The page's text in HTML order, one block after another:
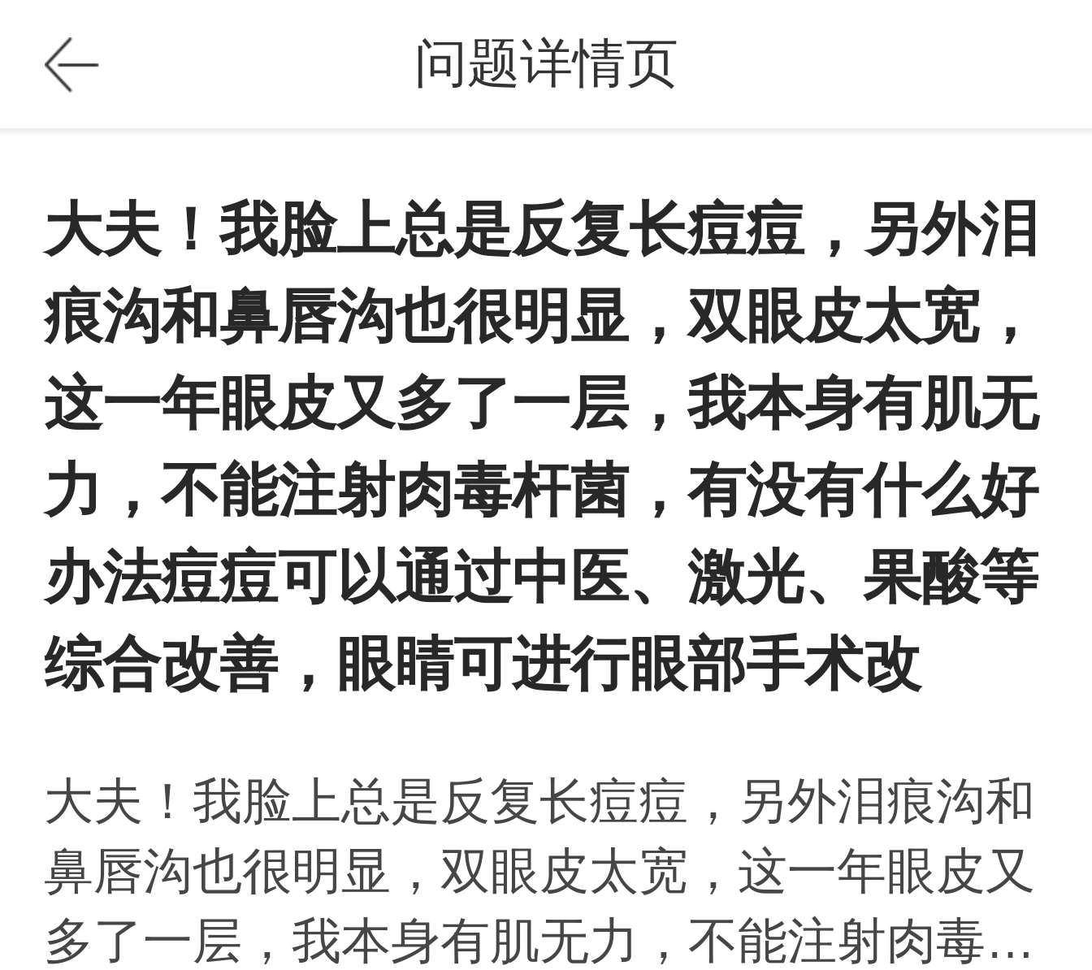
问题详情页
大夫！我脸上总是反复长痘痘，另外泪
痕沟和鼻唇沟也很明显，双眼皮太宽，
这一年眼皮又多了一层，我本身有肌无
力，不能注射肉毒杆菌，有没有什么好
办法痘痘可以通过中医、激光、果酸等
综合改善，眼睛可进行眼部手术改
大夫！我脸上总是反复长痘痘，另外泪痕沟和
鼻唇沟也很明显，双眼皮太宽，这一年眼皮又
多了一层，我本身有肌无力，不能注射肉毒杆